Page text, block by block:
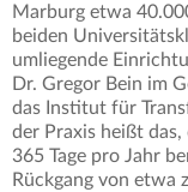
Marburg etwa
beiden
umliegende
Dr. Gregor Bein im
das Institut für
der Praxis heißt
365 Tage pro Jahr
Rückgang von etwa